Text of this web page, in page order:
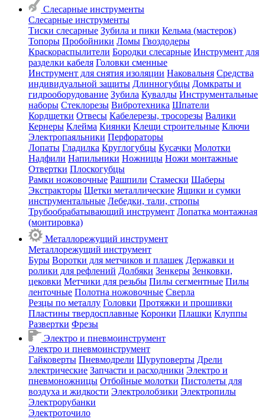
Слесарные инструменты
Слесарные инструменты
Тиски слесарные Зубила и пики Кельма (мастерок)
Топоры Пробойники Ломы Гвоздодеры
Краскораспылители Бородки слесарные Инструмент для
разделки кабеля Головки сменные
Инструмент для снятия изоляции Наковальня Средства
индивидуальной защиты Длинногубцы Домкраты и
гидрооборудование Зубила Кувалды Инструментальные
наборы Стеклорезы Вибротехника Шпатели
Кордщетки Отвесы Кабелерезы, тросорезы Валики
Кернеры Клейма Киянки Клещи строительные Ключи
Электропаяльники Перфораторы
Лопаты Гладилка Круглогубцы Кусачки Молотки
Надфили Напильники Ножницы Ножи монтажные
Отвертки Плоскогубцы
Рамки ножовочные Рашпили Стамески Шаберы
Экстракторы Щетки металлические Ящики и сумки
инструментальные Лебедки, тали, стропы
Трубообрабатывающий инструмент Лопатка монтажная
(монтировка)
Металлорежущий инструмент
Металлорежущий инструмент
Буры Воротки для метчиков и плашек Державки и
ролики для рефлений Долбяки Зенкеры Зенковки,
цековки Метчики для резьбы Пилы сегментные Пилы
ленточные Полотна ножовочные Сверла
Резцы по металлу Головки Протяжки и прошивки
Пластины твердосплавные Коронки Плашки Клуппы
Развертки Фрезы
Электро и пневмоинструмент
Электро и пневмоинструмент
Гайковерты Пневмодрели Шуруповерты Дрели
электрические Запчасти и расходники Электро и
пневмоножницы Отбойные молотки Пистолеты для
воздуха и жидкости Электролобзики Электропилы
Электрорубанки
Электроточило